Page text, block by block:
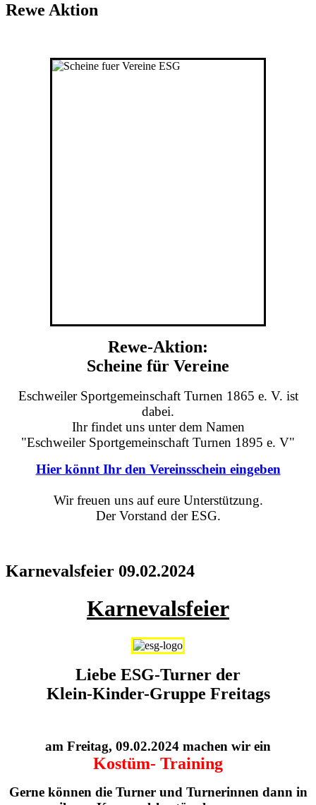
Rewe Aktion
Rewe-Aktion:
Scheine für Vereine
Eschweiler Sportgemeinschaft Turnen 1865 e. V. ist
dabei.
Ihr findet uns unter dem Namen
"Eschweiler Sportgemeinschaft Turnen 1895 e. V"
Hier könnt Ihr den Vereinsschein eingeben
Wir freuen uns auf eure Unterstützung.
Der Vorstand der ESG.
Karnevalsfeier 09.02.2024
Karnevalsfeier
Liebe ESG-Turner der
Klein-Kinder-Gruppe Freitags
am Freitag, 09.02.2024 machen wir ein
Kostüm- Training
Gerne können die Turner und Turnerinnen dann in